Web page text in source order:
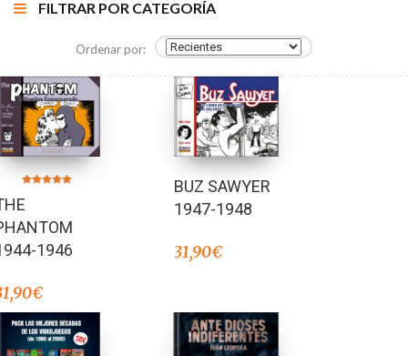
FILTRAR POR CATEGORÍA
Ordenar por:
5.00
de 5
1946
€
BUZ SAWYER
1947-1948
31,90€